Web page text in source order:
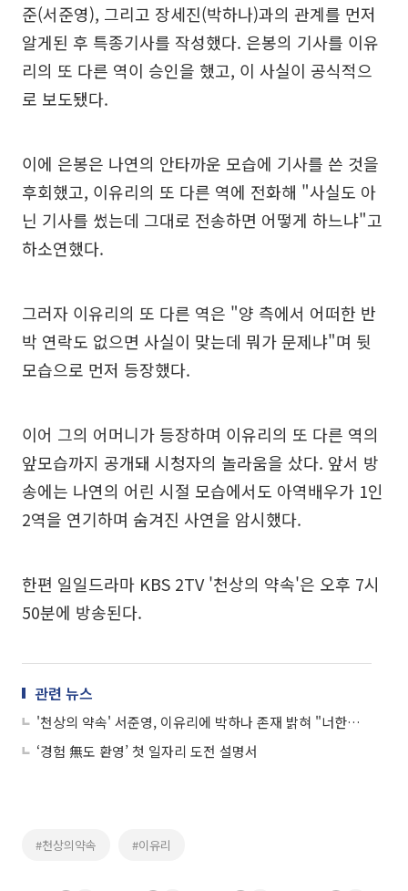
준(서준영), 그리고 장세진(박하나)과의 관계를 먼저
알게된 후 특종기사를 작성했다. 은봉의 기사를 이유
리의 또 다른 역이 승인을 했고, 이 사실이 공식적으
로 보도됐다.
이에 은봉은 나연의 안타까운 모습에 기사를 쓴 것을
후회했고, 이유리의 또 다른 역에 전화해 "사실도 아
닌 기사를 썼는데 그대로 전송하면 어떻게 하느냐"고
하소연했다.
그러자 이유리의 또 다른 역은 "양 측에서 어떠한 반
박 연락도 없으면 사실이 맞는데 뭐가 문제냐"며 뒷
모습으로 먼저 등장했다.
이어 그의 어머니가 등장하며 이유리의 또 다른 역의
앞모습까지 공개돼 시청자의 놀라움을 샀다. 앞서 방
송에는 나연의 어린 시절 모습에서도 아역배우가 1인
2역을 연기하며 숨겨진 사연을 암시했다.
한편 일일드라마 KBS 2TV '천상의 약속'은 오후 7시
50분에 방송된다.
관련 뉴스
'천상의 약속' 서준영, 이유리에 박하나 존재 밝혀 "너한테 안 돌아가"
‘경험 無도 환영’ 첫 일자리 도전 설명서
#천상의약속 #이유리